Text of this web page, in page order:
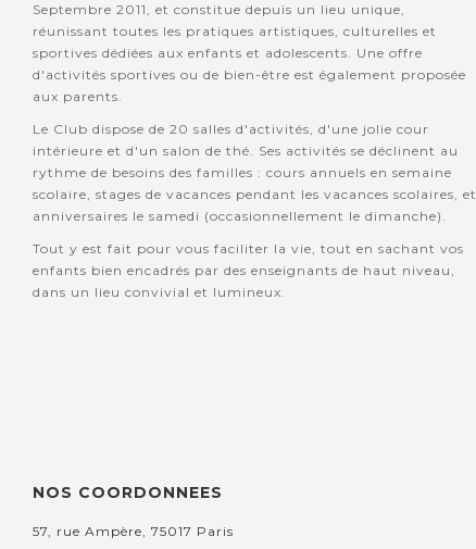
Septembre 2011, et constitue depuis un lieu unique,
réunissant toutes les pratiques artistiques, culturelles et
sportives dédiées aux enfants et adolescents. Une offre
d'activités sportives ou de bien-être est également proposée
aux parents.
Le Club dispose de 20 salles d'activités, d'une jolie cour
intérieure et d'un salon de thé. Ses activités se déclinent au
rythme de besoins des familles : cours annuels en semaine
scolaire, stages de vacances pendant les vacances scolaires, et
anniversaires le samedi (occasionnellement le dimanche).
Tout y est fait pour vous faciliter la vie, tout en sachant vos
enfants bien encadrés par des enseignants de haut niveau,
dans un lieu convivial et lumineux.
NOS COORDONNEES
57, rue Ampère, 75017 Paris